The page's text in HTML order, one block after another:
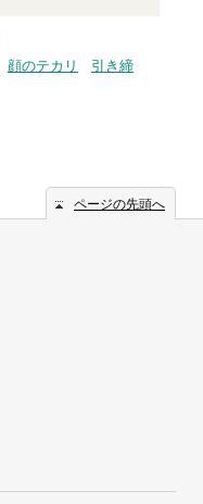
顔のテカリ
引き締
ページの先頭へ